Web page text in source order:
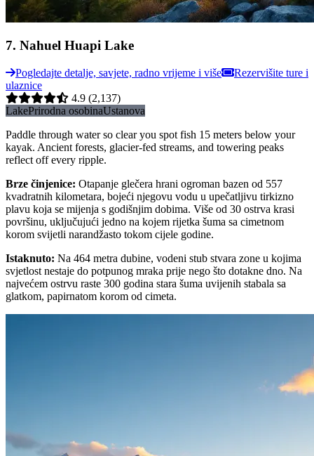
7. Nahuel Huapi Lake
Pogledajte detalje, savjete, radno vrijeme i više
Rezervišite ture i
ulaznice
4.9 (2,137)
LakePrirodna osobinaUstanova
Paddle through water so clear you spot fish 15 meters below your
kayak. Ancient forests, glacier-fed streams, and towering peaks
reflect off every ripple.
Brze činjenice: Otapanje glečera hrani ogroman bazen od 557
kvadratnih kilometara, bojeći njegovu vodu u upečatljivu tirkizno
plavu koja se mijenja s godišnjim dobima. Više od 30 ostrva krasi
površinu, uključujući jedno na kojem rijetka šuma sa cimetnom
korom svijetli narandžasto tokom cijele godine.
Istaknuto: Na 464 metra dubine, vodeni stub stvara zone u kojima
svjetlost nestaje do potpunog mraka prije nego što dotakne dno. Na
najvećem ostrvu raste 300 godina stara šuma uvijenih stabala sa
glatkom, papirnatom korom od cimeta.